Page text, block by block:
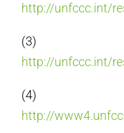
http://unfccc.int/
(3)
http://unfccc.int/
(4)
http://